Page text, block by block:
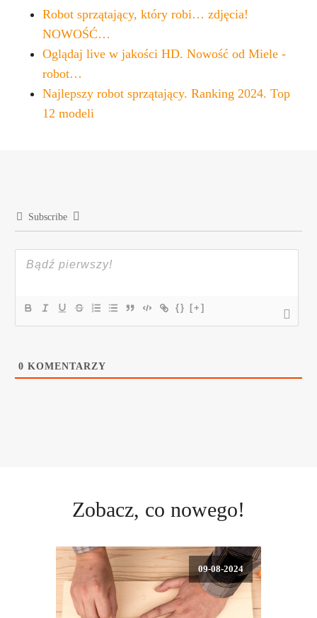
Robot sprzątający, który robi… zdjęcia!
NOWOŚĆ…
Oglądaj live w jakości HD. Nowość od Miele -
robot…
Najlepszy robot sprzątający. Ranking 2024. Top
12 modeli
Subscribe
{} [+]
0 KOMENTARZY
Zobacz, co nowego!
09-08-2024